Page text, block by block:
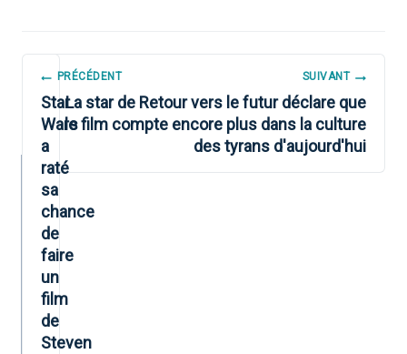
NAVIGATION
DE
L’ARTICLE
PRÉCÉDENT
Star
Wars
a
raté
sa
chance
de
faire
un
film
de
Steven
SUIVANT
La star de Retour vers le futur déclare que
le film compte encore plus dans la culture
des tyrans d'aujourd'hui